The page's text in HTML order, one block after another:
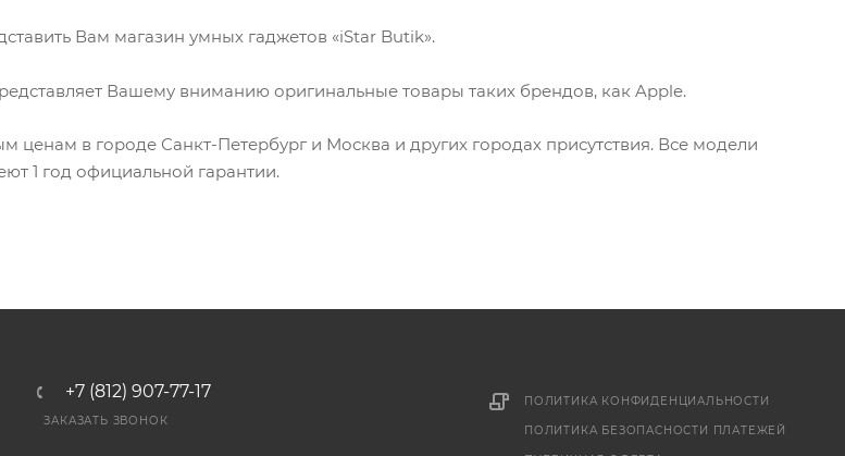
Вам магазин умных гаджетов «iStar Butik».
Вашему вниманию оригинальные товары таких брендов, как Apple.
ценам в городе Санкт-Петербург и Москва и других городах присутствия. Все модели
1 год официальной гарантии.
+7 (812) 907-77-17
ЗАКАЗАТЬ ЗВОНОК
ПОЛИТИКА КОНФИДЕНЦИАЛЬНОСТИ
ПОЛИТИКА БЕЗОПАСНОСТИ ПЛАТЕЖЕЙ